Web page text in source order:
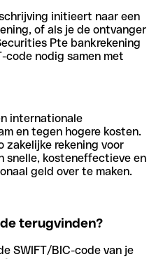
initieert naar een
of als je de ontvanger
Pte bankrekening
code nodig samen met
internationale
en tegen hogere kosten.
rekening voor
snelle, kosteneffectieve en
geld over te maken.
terugvinden?
SWIFT/BIC-code van je